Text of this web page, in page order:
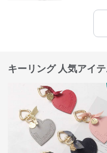
キーリング 人気アイ